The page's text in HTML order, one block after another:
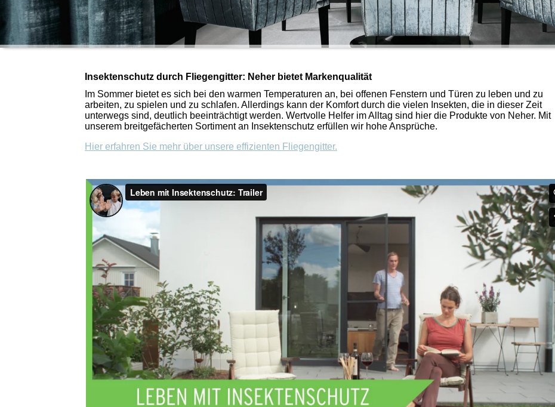
Insektenschutz durch Fliegengitter: Neher bietet Markenqualität
Im Sommer bietet es sich bei den warmen Temperaturen an, bei offenen Fenstern und Türen zu leben und zu
arbeiten, zu spielen und zu schlafen. Allerdings kann der Komfort durch die vielen Insekten, die in dieser Zeit
unterwegs sind, deutlich beeinträchtigt werden. Wertvolle Helfer im Alltag sind hier die Produkte von Neher. Mit
unserem breitgefächerten Sortiment an Insektenschutz erfüllen wir hohe Ansprüche.
Hier erfahren Sie mehr über unsere effizienten Fliegengitter.